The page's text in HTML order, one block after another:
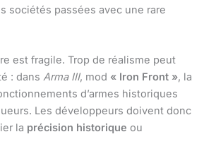
sociétés passées avec une rare
est fragile. Trop de réalisme peut
: dans Arma III, mod « Iron Front », la
d’armes historiques
Les développeurs doivent donc
la précision historique ou